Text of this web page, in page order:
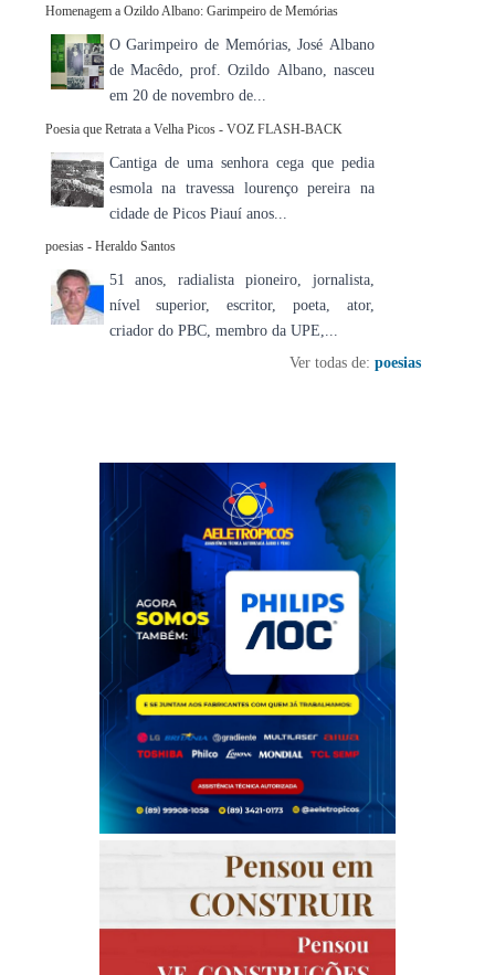
Homenagem a Ozildo Albano: Garimpeiro de Memórias
O Garimpeiro de Memórias, José Albano
de Macêdo, prof. Ozildo Albano, nasceu
em 20 de novembro de...
Poesia que Retrata a Velha Picos - VOZ FLASH-BACK
Cantiga de uma senhora cega que pedia
esmola na travessa lourenço pereira na
cidade de Picos Piauí anos...
poesias - Heraldo Santos
51 anos, radialista pioneiro, jornalista,
nível superior, escritor, poeta, ator,
criador do PBC, membro da UPE,...
Ver todas de: poesias